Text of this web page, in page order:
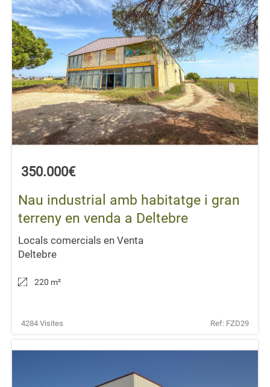
350.000€
Nau industrial amb habitatge i gran
terreny en venda a Deltebre
Locals comercials en Venta
Deltebre
220 m²
4284 Visites Ref: FZD29